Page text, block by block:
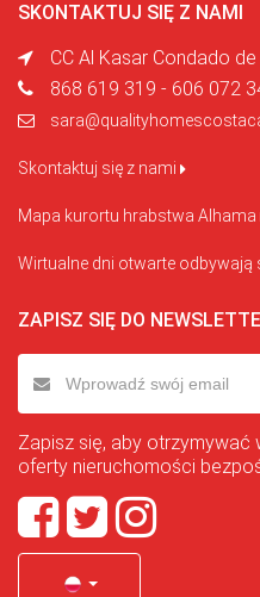
SKONTAKTUJ SIĘ Z NAMI
CC Al Kasar Condado
868 619 319 - 606 072
Skontaktuj się z nami
Mapa kurortu hrabstwa Alhama
Wirtualne dni otwarte odbywają
ZAPISZ SIĘ DO
Zapisz się, aby otrzymywać
oferty nieruchomości